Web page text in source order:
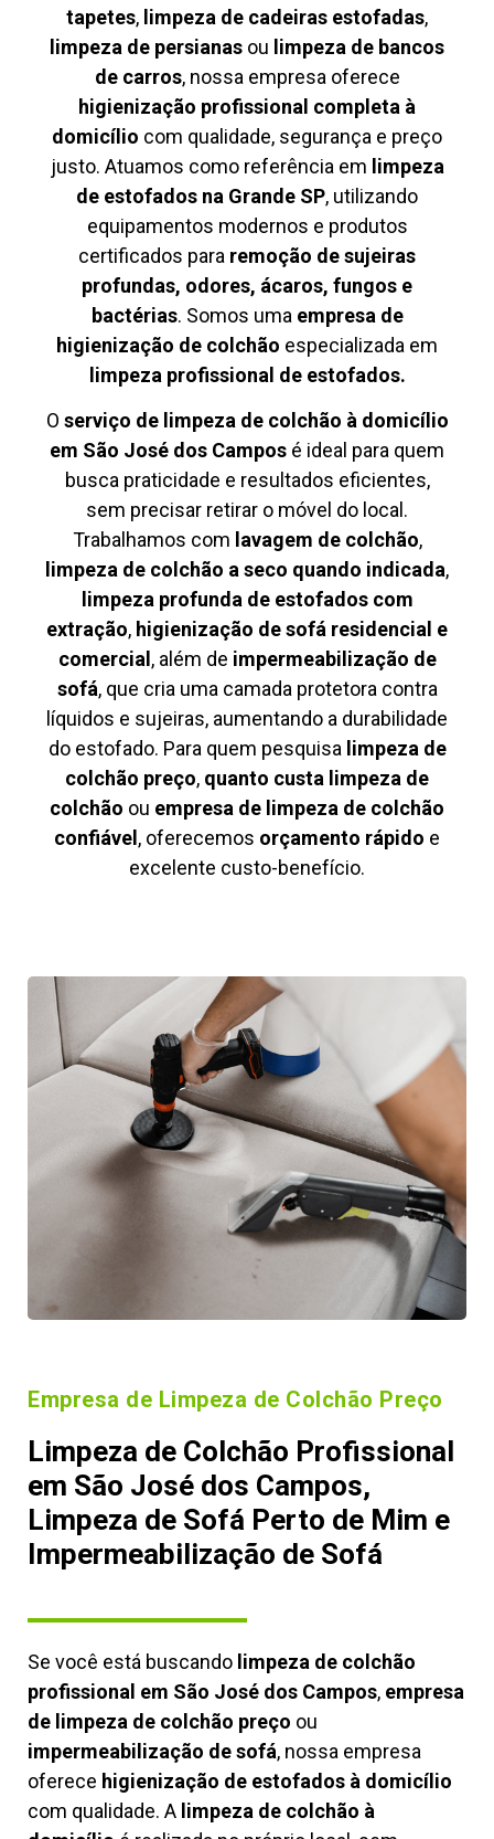
tapetes, limpeza de cadeiras estofadas,
limpeza de persianas ou limpeza de bancos
de carros, nossa empresa oferece
higienização profissional completa à
domicílio com qualidade, segurança e preço
justo. Atuamos como referência em limpeza
de estofados na Grande SP, utilizando
equipamentos modernos e produtos
certificados para remoção de sujeiras
profundas, odores, ácaros, fungos e
bactérias. Somos uma empresa de
higienização de colchão especializada em
limpeza profissional de estofados.
O serviço de limpeza de colchão à domicílio
em São José dos Campos é ideal para quem
busca praticidade e resultados eficientes,
sem precisar retirar o móvel do local.
Trabalhamos com lavagem de colchão,
limpeza de colchão a seco quando indicada,
limpeza profunda de estofados com
extração, higienização de sofá residencial e
comercial , além de impermeabilização de
sofá, que cria uma camada protetora contra
líquidos e sujeiras, aumentando a durabilidade
do estofado. Para quem pesquisa limpeza de
colchão preço, quanto custa limpeza de
colchão ou empresa de limpeza de colchão
confiável , oferecemos orçamento rápido e
excelente custo-benefício.
Empresa de Limpeza de Colchão Preço
Limpeza de Colchão Profissional
em São José dos Campos,
Limpeza de Sofá Perto de Mim e
Impermeabilização de Sofá
Se você está buscando limpeza de colchão
profissional em São José dos Campos, empresa
de limpeza de colchão preço ou
impermeabilização de sofá, nossa empresa
oferece higienização de estofados à domicílio
com qualidade. A limpeza de colchão à